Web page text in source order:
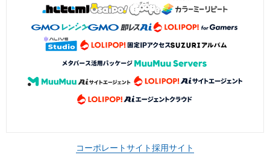
コーポレートサイト採用サイト